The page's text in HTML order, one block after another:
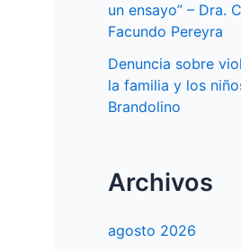
un ensayo” – Dra.
Facundo Pereyra
Denuncia sobre
la familia y los
Brandolino
Archivos
agosto 2026